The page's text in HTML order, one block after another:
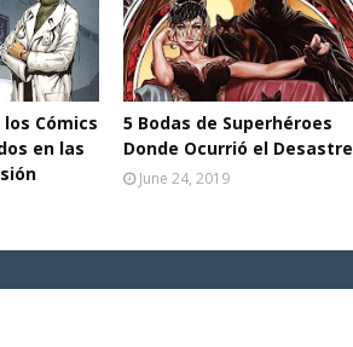
Cómics
en las
5 Bodas de Superhéroes
Donde Ocurrió el Desastre
June 24, 2019